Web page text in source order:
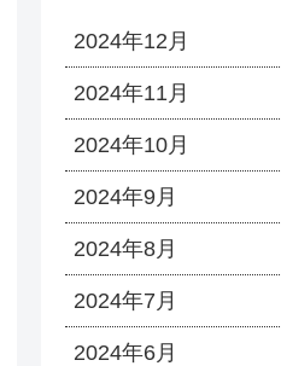
2024年12月
2024年11月
2024年10月
2024年9月
2024年8月
2024年7月
2024年6月